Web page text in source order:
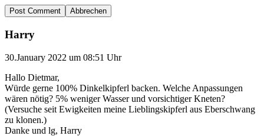
Abbrechen
Harry
30.January 2022 um 08:51 Uhr
Hallo Dietmar,
Würde gerne 100% Dinkelkipferl backen. Welche Anpassungen
wären nötig? 5% weniger Wasser und vorsichtiger Kneten?
(Versuche seit Ewigkeiten meine Lieblingskipferl aus Eberschwang
zu klonen.)
Danke und lg, Harry